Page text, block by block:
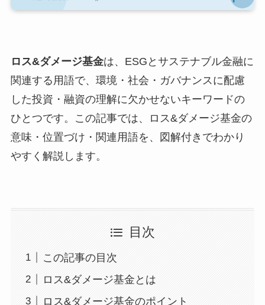
ロス&ダメージ基金は、ESGとサステナブル金融に
関連する用語で、環境・社会・ガバナンスに配慮
した投資・融資の理解に欠かせないキーワードの
ひとつです。この記事では、ロス&ダメージ基金の
意味・位置づけ・関連用語を、図解付きでわかり
やすく解説します。
目次
この記事の目次
ロス&ダメージ基金とは
ロス&ダメージ基金のポイント